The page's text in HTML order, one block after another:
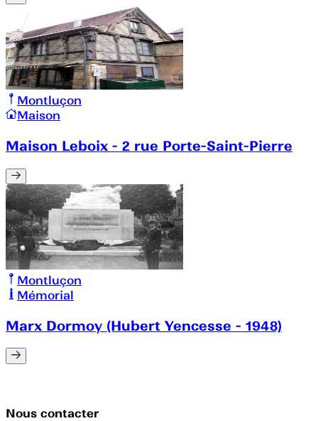
Montluçon
Maison
Maison Leboix - 2 rue Porte-Saint-Pierre
Montluçon
Mémorial
Marx Dormoy (Hubert Yencesse - 1948)
Nous contacter